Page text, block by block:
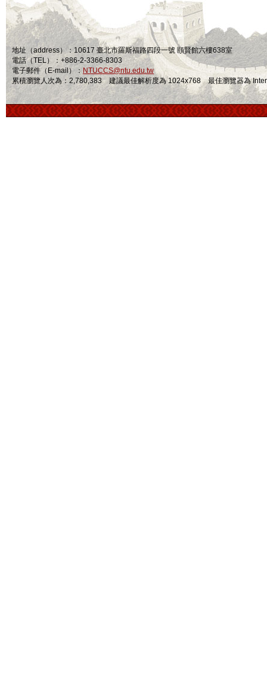
地址（address）：10617 臺北市羅斯福路四段一號 頤賢館六樓638室
電話（TEL）：+886-2-3366-8303
電子郵件（E-mail）： NTUCCS@ntu.edu.tw
累積瀏覽人次為：2,780,383 建議最佳解析度為 1024x768 最佳瀏覽器為